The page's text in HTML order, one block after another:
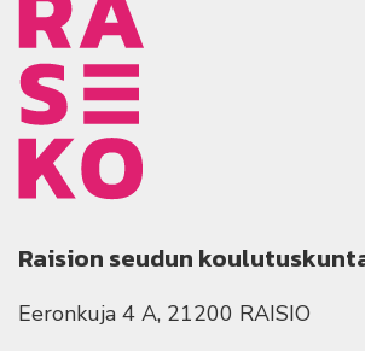
Raision seudun
Eeronkuja 4 A, 21200 RAISIO